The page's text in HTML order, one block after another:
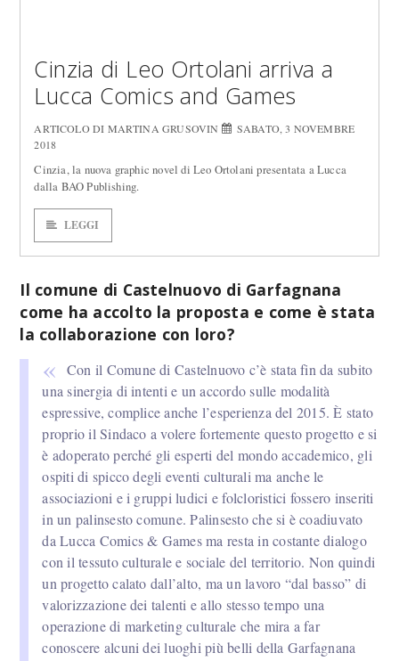
Cinzia di Leo Ortolani arriva a
Lucca Comics and Games
ARTICOLO DI MARTINA GRUSOVIN
SABATO, 3 NOVEMBRE
2018
Cinzia, la nuova graphic novel di Leo Ortolani presentata a Lucca
dalla BAO Publishing.
LEGGI
Il comune di Castelnuovo di Garfagnana
come ha accolto la proposta e come è stata
la collaborazione con loro?
Con il Comune di Castelnuovo c’è stata fin da subito
una sinergia di intenti e un accordo sulle modalità
espressive, complice anche l’esperienza del 2015. È stato
proprio il Sindaco a volere fortemente questo progetto e si
è adoperato perché gli esperti del mondo accademico, gli
ospiti di spicco degli eventi culturali ma anche le
associazioni e i gruppi ludici e folcloristici fossero inseriti
in un palinsesto comune. Palinsesto che si è coadiuvato
da Lucca Comics & Games ma resta in costante dialogo
con il tessuto culturale e sociale del territorio. Non quindi
un progetto calato dall’alto, ma un lavoro “dal basso” di
valorizzazione dei talenti e allo stesso tempo una
operazione di marketing culturale che mira a far
conoscere alcuni dei luoghi più belli della Garfagnana